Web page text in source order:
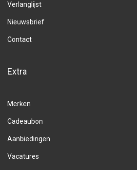
Verlanglijst
Nieuwsbrief
Contact
Extra
Merken
Cadeaubon
Aanbiedingen
Vacatures